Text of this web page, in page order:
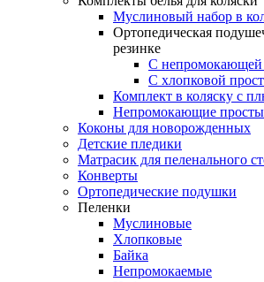
Муслиновый набор в
Ортопедическая
резинке
С
С хлопковой
Комплект в коляску с
Непромокающие
Коконы для новорожденных
Детские пледики
Матрасик для пеленального
Конверты
Ортопедические подушки
Пеленки
Муслиновые
Хлопковые
Байка
Непромокаемые